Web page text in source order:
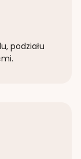
podziału